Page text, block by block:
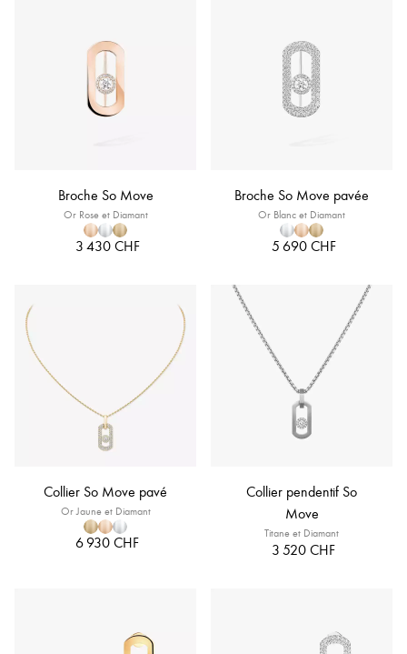
Broche So Move
Or Rose et Diamant
3 430 CHF
Broche So Move pavée
Or Blanc et Diamant
5 690 CHF
Collier So Move pavé
Or Jaune et Diamant
6 930 CHF
Collier pendentif So
Move
Titane et Diamant
3 520 CHF